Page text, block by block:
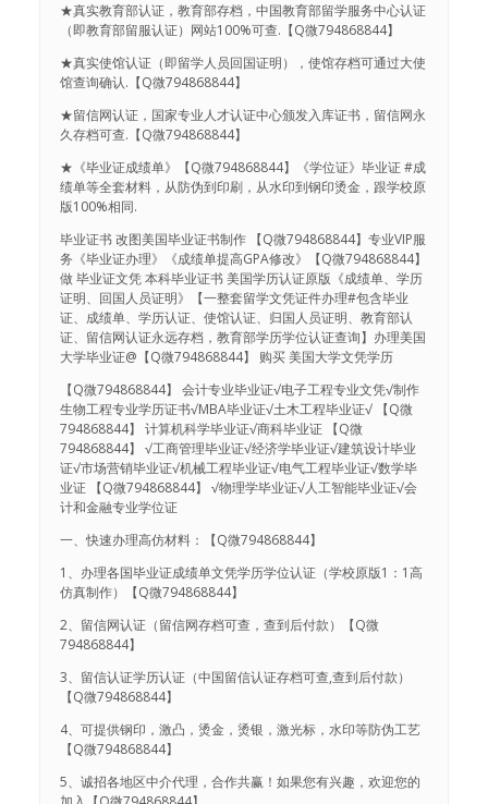
★真实教育部认证，教育部存档，中国教育部留学服务中心认证
（即教育部留服认证）网站100%可查.【Q微794868844】
★真实使馆认证（即留学人员回国证明），使馆存档可通过大使
馆查询确认.【Q微794868844】
★留信网认证，国家专业人才认证中心颁发入库证书，留信网永
久存档可查.【Q微794868844】
★《毕业证成绩单》【Q微794868844】《学位证》毕业证 #成
绩单等全套材料，从防伪到印刷，从水印到钢印烫金，跟学校原
版100%相同.
毕业证书 改图美国毕业证书制作 【Q微794868844】专业VIP服
务《毕业证办理》《成绩单提高GPA修改》【Q微794868844】
做 毕业证文凭 本科毕业证书 美国学历认证原版《成绩单、学历
证明、回国人员证明》【一整套留学文凭证件办理#包含毕业
证、成绩单、学历认证、使馆认证、归国人员证明、教育部认
证、留信网认证永远存档，教育部学历学位认证查询】办理美国
大学毕业证@【Q微794868844】 购买 美国大学文凭学历
【Q微794868844】 会计专业毕业证√电子工程专业文凭√制作
生物工程专业学历证书√MBA毕业证√土木工程毕业证√ 【Q微
794868844】 计算机科学毕业证√商科毕业证 【Q微
794868844】 √工商管理毕业证√经济学毕业证√建筑设计毕业
证√市场营销毕业证√机械工程毕业证√电气工程毕业证√数学毕
业证 【Q微794868844】 √物理学毕业证√人工智能毕业证√会
计和金融专业学位证
一、快速办理高仿材料：【Q微794868844】
1、办理各国毕业证成绩单文凭学历学位认证（学校原版1：1高
仿真制作）【Q微794868844】
2、留信网认证（留信网存档可查，查到后付款）【Q微
794868844】
3、留信认证学历认证（中国留信认证存档可查,查到后付款）
【Q微794868844】
4、可提供钢印，激凸，烫金，烫银，激光标，水印等防伪工艺
【Q微794868844】
5、诚招各地区中介代理，合作共赢！如果您有兴趣，欢迎您的